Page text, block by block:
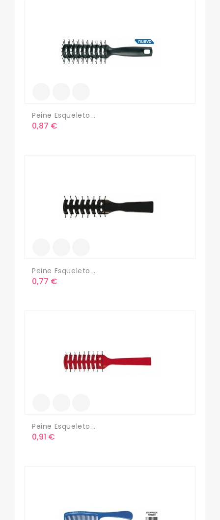
Peine Esqueleto...
Precio
0,87 €
Peine Esqueleto...
Precio
0,77 €
Peine Esqueleto...
Precio
0,91 €